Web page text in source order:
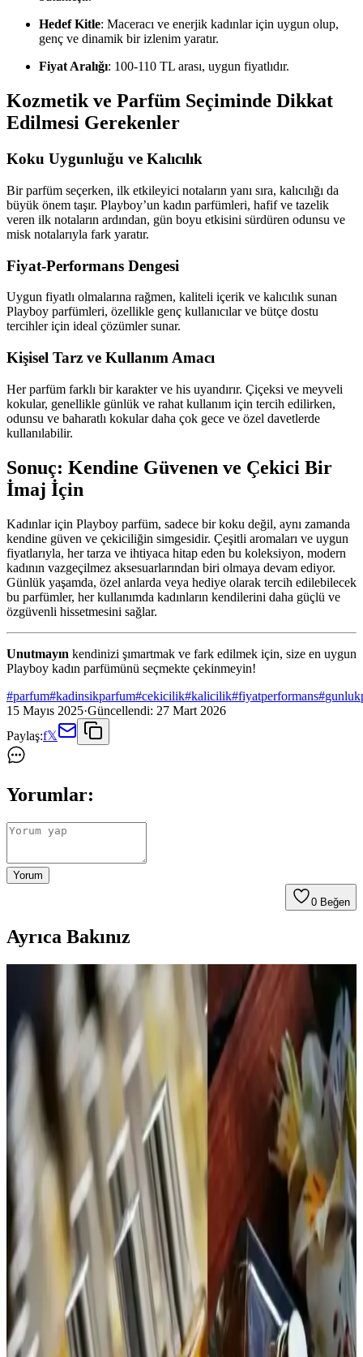
Hedef Kitle: Maceracı ve enerjik kadınlar için uygun olup,
genç ve dinamik bir izlenim yaratır.
Fiyat Aralığı: 100-110 TL arası, uygun fiyatlıdır.
Kozmetik ve Parfüm Seçiminde Dikkat
Edilmesi Gerekenler
Koku Uygunluğu ve Kalıcılık
Bir parfüm seçerken, ilk etkileyici notaların yanı sıra, kalıcılığı da
büyük önem taşır. Playboy’un kadın parfümleri, hafif ve tazelik
veren ilk notaların ardından, gün boyu etkisini sürdüren odunsu ve
misk notalarıyla fark yaratır.
Fiyat-Performans Dengesi
Uygun fiyatlı olmalarına rağmen, kaliteli içerik ve kalıcılık sunan
Playboy parfümleri, özellikle genç kullanıcılar ve bütçe dostu
tercihler için ideal çözümler sunar.
Kişisel Tarz ve Kullanım Amacı
Her parfüm farklı bir karakter ve his uyandırır. Çiçeksi ve meyveli
kokular, genellikle günlük ve rahat kullanım için tercih edilirken,
odunsu ve baharatlı kokular daha çok gece ve özel davetlerde
kullanılabilir.
Sonuç: Kendine Güvenen ve Çekici Bir
İmaj İçin
Kadınlar için Playboy parfüm, sadece bir koku değil, aynı zamanda
kendine güven ve çekiciliğin simgesidir. Çeşitli aromaları ve uygun
fiyatlarıyla, her tarza ve ihtiyaca hitap eden bu koleksiyon, modern
kadının vazgeçilmez aksesuarlarından biri olmaya devam ediyor.
Günlük yaşamda, özel anlarda veya hediye olarak tercih edilebilecek
bu parfümler, her kullanımda kadınların kendilerini daha güçlü ve
özgüvenli hissetmesini sağlar.
Unutmayın kendinizi şımartmak ve fark edilmek için, size en uygun
Playboy kadın parfümünü seçmekte çekinmeyin!
#parfum#kadinsikparfum#cekicilik#kalicilik#fiyatperformans#
15 Mayıs 2025·Güncellendi: 27 Mart 2026
Paylaş:f𝕏
Yorumlar:
Yorum
0 Beğen
Ayrıca Bakınız
Calvin Klein Contradiction Edp 100 Ml Kadın
Parfümü: Modern ve Kalıcı Çiçeksi Odunsu Koku
Calvin Klein'in Contradiction Edp 100 Ml kadın parfümü, ferah ve
odunsu notalarıyla gün boyu kalıcı, çok yönlü ve şık bir koku sunar,
günlük ve özel kullanımlar için ideal bir tercihtir.
ATTAR ESANS Zümrüt Esansı Doğal Hafif Parfüm
Roll-on 3ml Türkiye Menşei
ATTAR ESANS Zümrüt Esansı, doğal içerikli, hafif ve ferahlatıcı
roll-on parfüm, taşınabilir ve kullanımı kolay, uzun ömürlü, Türkiye
menşei, hassas ciltlere uygun, günlük kullanım için ideal.
Bargello 384 Kadın Parfüm: Aromatik ve Ferah
Koku ile Günlük Şıklık
Bargello 384 Kadın Parfüm, 50 ml'lik şişesiyle uzun süre kalıcılık
sağlayan, ferah ve hafif aromatik yapısıyla günlük kullanım için
ideal bir seçenektir.
Jean Paul Gaultier La Belle Paradise Garden
Parfümü: Koku Profili ve Kullanıcı Yorumları